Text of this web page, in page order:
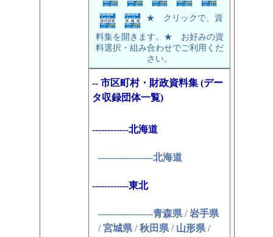
★ クリックで、資
料集を開きます。★ お好みの資
料選択・組み合わせでご利用くだ
さい。
-- 市区町村・財政資料集 (デー
タ収録団体一覧)
------------北海道
------------------北海道
------------東北
------------------青森県 /岩手県
/宮城県 /秋田県 / 山形県 /